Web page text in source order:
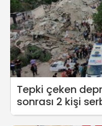
Tepki çeken
sonrası 2 kişi